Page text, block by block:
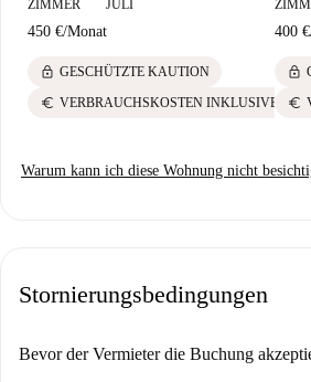
ZIMMER JULI
450 €/Monat
lock GESCHÜTZTE KAUTION
euro VERBRAUCHSKOSTEN INKLUSIVE
400 €
lock
euro
Warum kann ich diese Wohnung nicht
Stornierungsbedingungen
Bevor der Vermieter die Buchung